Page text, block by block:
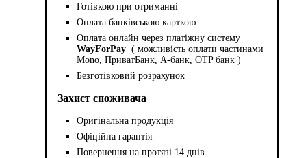
Готівкою при отриманні
Оплата банківською карткою
Оплата онлайн через платіжну систему
WayForPay ( можливість оплати частинами
Mono, ПриватБанк, А-банк, OTP банк )
Безготівковий розрахунок
Захист споживача
Оригінальна продукція
Офіційна гарантія
Повернення на протязі 14 днів